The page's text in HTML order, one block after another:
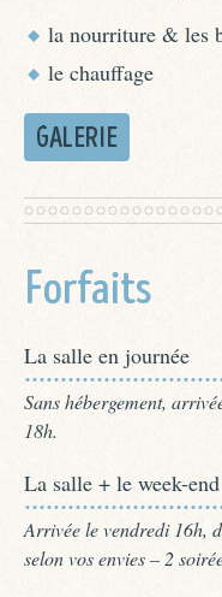
la nourriture & les
le chauffage
GALERIE
Forfaits
La salle en journée
:
Sans hébergement,
18h.
La salle + le week-end
:
Arrivée le vendredi 16h,
selon vos envies – 2